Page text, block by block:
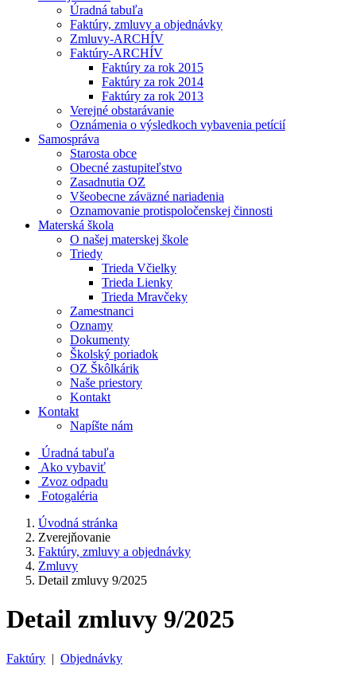
Úradná tabuľa
Faktúry, zmluvy a objednávky
Zmluvy-ARCHÍV
Faktúry-ARCHÍV
Faktúry za rok 2015
Faktúry za rok 2014
Faktúry za rok 2013
Verejné obstarávanie
Oznámenia o výsledkoch vybavenia petícií
Samospráva
Starosta obce
Obecné zastupiteľstvo
Zasadnutia OZ
Všeobecne záväzné nariadenia
Oznamovanie protispoločenskej činnosti
Materská škola
O našej materskej škole
Triedy
Trieda Včielky
Trieda Lienky
Trieda Mravčeky
Zamestnanci
Oznamy
Dokumenty
Školský poriadok
OZ Škôlkárik
Naše priestory
Kontakt
Kontakt
Napíšte nám
Úradná tabuľa
Ako vybaviť
Zvoz odpadu
Fotogaléria
Úvodná stránka
Zverejňovanie
Faktúry, zmluvy a objednávky
Zmluvy
Detail zmluvy 9/2025
Detail zmluvy 9/2025
Faktúry | Objednávky